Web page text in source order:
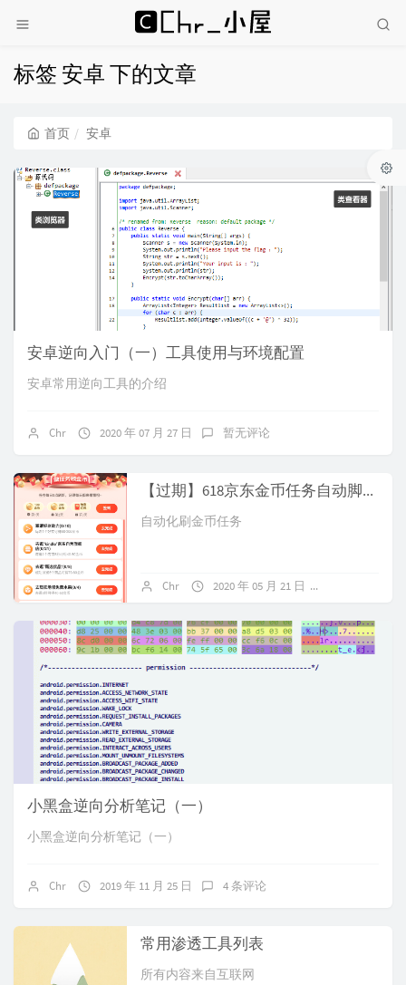
标签 安卓 下的文章
首页 安卓
安卓逆向入门（一）工具使用与环境配置
安卓常用逆向工具的介绍
Chr 2020 年 07 月 27 日 暂无评论
【过期】618京东金币任务自动脚本【2.3】
自动化刷金币任务
Chr 2020 年 05 月 21 日
小黑盒逆向分析笔记（一）
小黑盒逆向分析笔记（一）
Chr 2019 年 11 月 25 日 4 条评论
常用渗透工具列表
所有内容来自互联网